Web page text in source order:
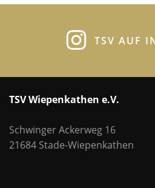
TSV AUF
TSV Wiepenkathen e.V.
Schwinger Ackerweg 16
21684 Stade-Wiepenkathen